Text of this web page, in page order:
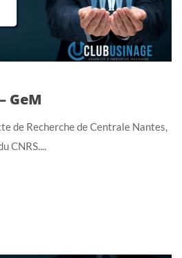
GeM
de Recherche de Centrale Nantes,
CNRS....